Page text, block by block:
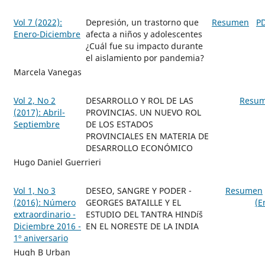
Vol 7 (2022):
Enero-Diciembre
Depresión, un trastorno que
afecta a niños y adolescentes
¿Cuál fue su impacto durante
el aislamiento por pandemia?
Resumen
Marcela Vanegas
Vol 2, No 2
(2017): Abril-
Septiembre
DESARROLLO Y ROL DE LAS
PROVINCIAS. UN NUEVO ROL
DE LOS ESTADOS
PROVINCIALES EN MATERIA DE
DESARROLLO ECONÓMICO
Hugo Daniel Guerrieri
Vol 1, No 3
(2016): Número
extraordinario -
Diciembre 2016 -
1º aniversario
DESEO, SANGRE Y PODER -
GEORGES BATAILLE Y EL
ESTUDIO DEL TANTRA HINDíš
EN EL NORESTE DE LA INDIA
Resumen
Hugh B Urban